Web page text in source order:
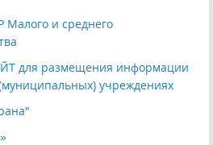
и среднего
для размещения информации
учреждениях